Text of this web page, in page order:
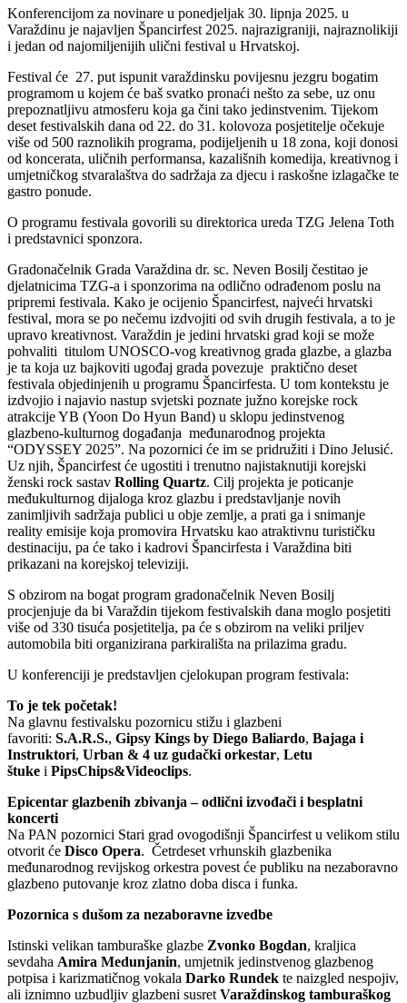
Konferencijom za novinare u ponedjeljak 30. lipnja 2025. u
Varaždinu je najavljen Špancirfest 2025. najrazigraniji, najraznolikiji
i jedan od najomiljenijih ulični festival u Hrvatskoj.
Festival će 27. put ispunit varaždinsku povijesnu jezgru bogatim
programom u kojem će baš svatko pronaći nešto za sebe, uz onu
prepoznatljivu atmosferu koja ga čini tako jedinstvenim. Tijekom
deset festivalskih dana od 22. do 31. kolovoza posjetitelje očekuje
više od 500 raznolikih programa, podijeljenih u 18 zona, koji donosi
od koncerata, uličnih performansa, kazališnih komedija, kreativnog i
umjetničkog stvaralaštva do sadržaja za djecu i raskošne izlagačke te
gastro ponude.
O programu festivala govorili su direktorica ureda TZG Jelena Toth
i predstavnici sponzora.
Gradonačelnik Grada Varaždina dr. sc. Neven Bosilj čestitao je
djelatnicima TZG-a i sponzorima na odlično odrađenom poslu na
pripremi festivala. Kako je ocijenio Špancirfest, najveći hrvatski
festival, mora se po nečemu izdvojiti od svih drugih festivala, a to je
upravo kreativnost. Varaždin je jedini hrvatski grad koji se može
pohvaliti titulom UNOSCO-vog kreativnog grada glazbe, a glazba
je ta koja uz bajkoviti ugođaj grada povezuje praktično deset
festivala objedinjenih u programu Špancirfesta. U tom kontekstu je
izdvojio i najavio nastup svjetski poznate južno korejske rock
atrakcije YB (Yoon Do Hyun Band) u sklopu jedinstvenog
glazbeno-kulturnog događanja međunarodnog projekta
“ODYSSEY 2025”. Na pozornici će im se pridružiti i Dino Jelusić.
Uz njih, Špancirfest će ugostiti i trenutno najistaknutiji korejski
ženski rock sastav Rolling Quartz. Cilj projekta je poticanje
međukulturnog dijaloga kroz glazbu i predstavljanje novih
zanimljivih sadržaja publici u obje zemlje, a prati ga i snimanje
reality emisije koja promovira Hrvatsku kao atraktivnu turističku
destinaciju, pa će tako i kadrovi Špancirfesta i Varaždina biti
prikazani na korejskoj televiziji.
S obzirom na bogat program gradonačelnik Neven Bosilj
procjenjuje da bi Varaždin tijekom festivalskih dana moglo posjetiti
više od 330 tisuća posjetitelja, pa će s obzirom na veliki priljev
automobila biti organizirana parkirališta na prilazima gradu.
U konferenciji je predstavljen cjelokupan program festivala:
To je tek početak!
Na glavnu festivalsku pozornicu stižu i glazbeni
favoriti: S.A.R.S., Gipsy Kings by Diego Baliardo, Bajaga i
Instruktori, Urban & 4 uz gudački orkestar, Letu
štuke i PipsChips&Videoclips.
Epicentar glazbenih zbivanja – odlični izvođači i besplatni
koncerti
Na PAN pozornici Stari grad ovogodišnji Špancirfest u velikom stilu
otvorit će Disco Opera. Četrdeset vrhunskih glazbenika
međunarodnog revijskog orkestra povest će publiku na nezaboravno
glazbeno putovanje kroz zlatno doba disca i funka.
Pozornica s dušom za nezaboravne izvedbe
Istinski velikan tamburaške glazbe Zvonko Bogdan, kraljica
sevdaha Amira Medunjanin, umjetnik jedinstvenog glazbenog
potpisa i karizmatičnog vokala Darko Rundek te naizgled nespojiv,
ali iznimno uzbudljiv glazbeni susretVaraždinskog tamburaškog